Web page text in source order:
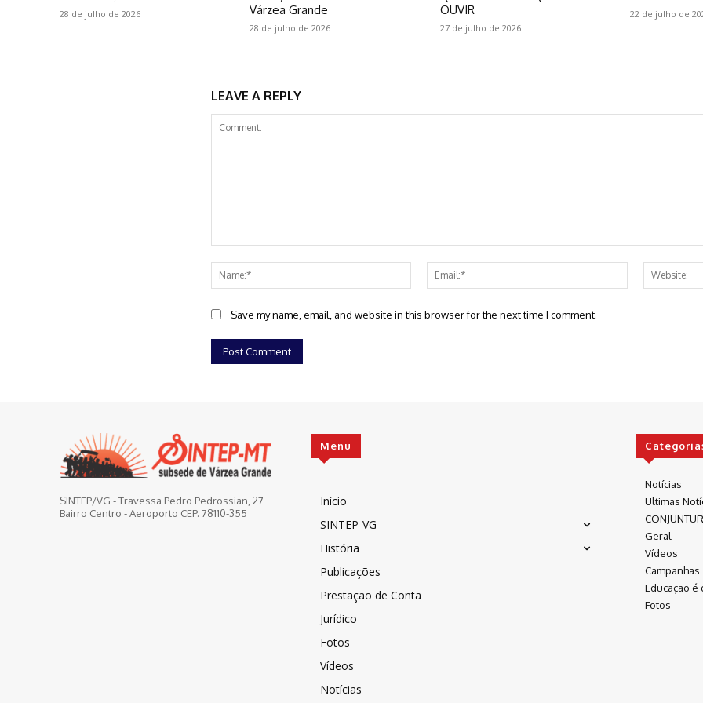
28 de julho de 2026
Várzea Grande
28 de julho de 2026
OUVIR
27 de julho de 2026
22 de julho de
LEAVE A REPLY
Name:*
Email:*
Save my name, email, and website in this browser for the next time I comment.
SINTEP/VG - Travessa Pedro Pedrossian, 27
Bairro Centro - Aeroporto CEP. 78110-355
Menu
Início
SINTEP-VG
História
Publicações
Prestação de Conta
Jurídico
Fotos
Vídeos
Notícias
Notícias
Ultimas
Geral
Vídeos
Campanhas
Educação é
Fotos